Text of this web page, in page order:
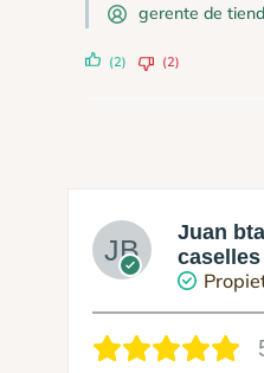
gerente de
(2) (2)
Juan
caselles